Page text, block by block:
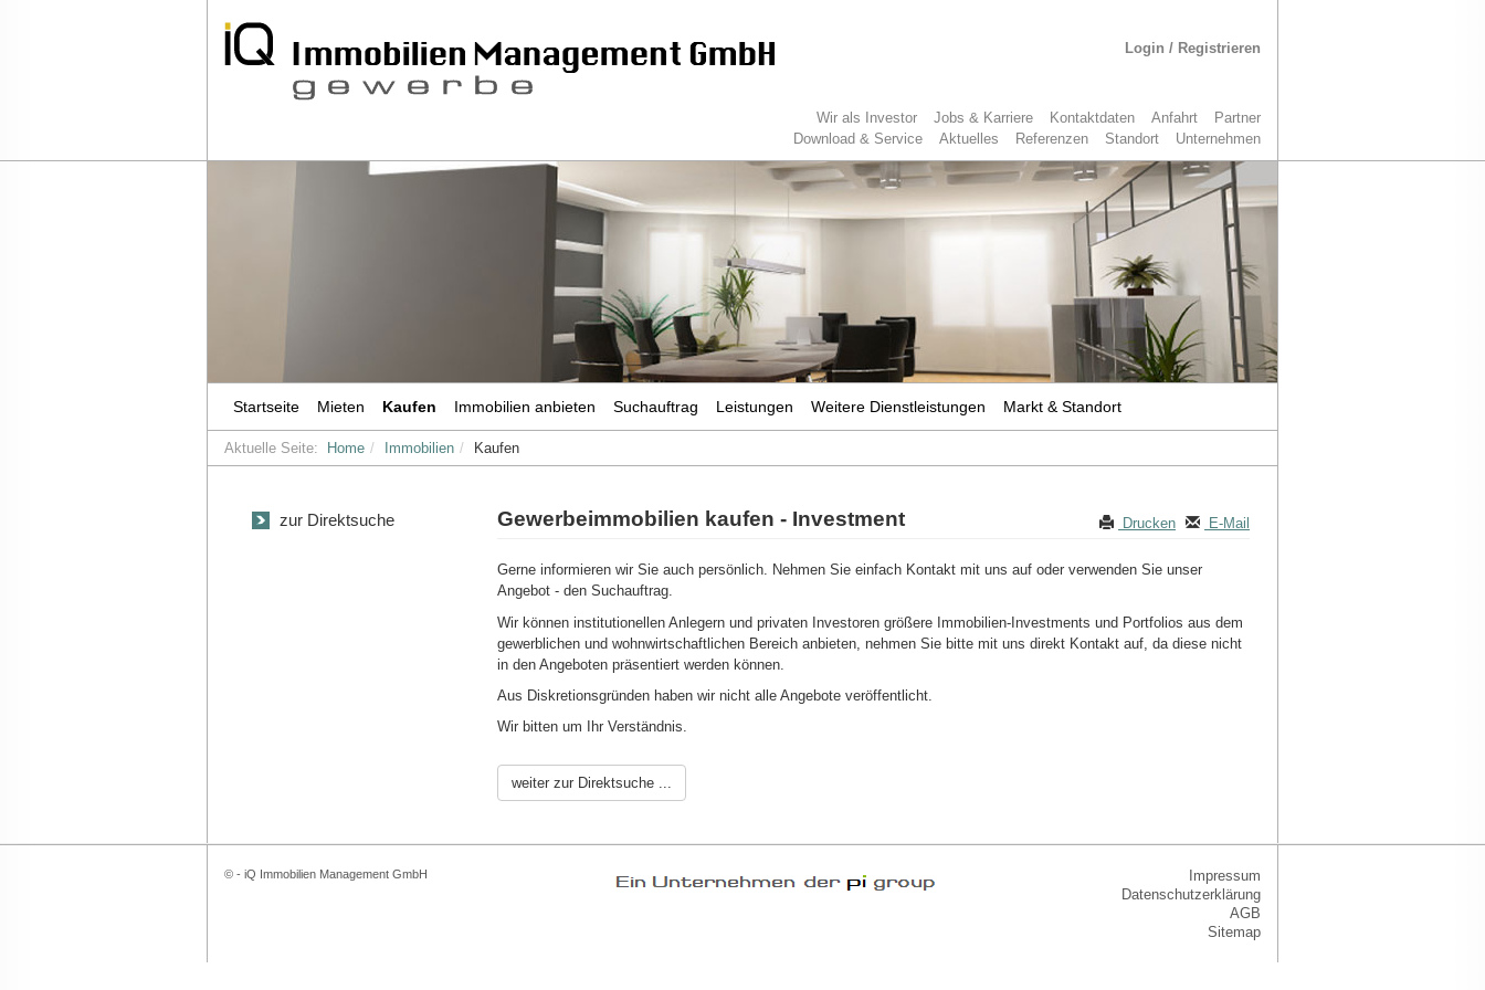
Login / Registrieren
Wir als Investor Jobs & Karriere Kontaktdaten Anfahrt
Partner
Download & Service
Aktuelles Referenzen Standort Unternehmen
Startseite Mieten Kaufen Immobilien anbieten Suchauftrag Leistungen Weitere Dienstleistungen Markt & Standort
Aktuelle Seite: Home Immobilien Kaufen
Gewerbeimmobilien kaufen - Investment Drucken E-Mail
Gerne informieren wir Sie auch persönlich. Nehmen Sie einfach Kontakt mit uns auf oder verwenden Sie unser
Angebot - den Suchauftrag.
Wir können institutionellen Anlegern und privaten Investoren größere Immobilien-Investments und Portfolios aus dem
gewerblichen und wohnwirtschaftlichen Bereich anbieten, nehmen Sie bitte mit uns direkt Kontakt auf, da diese nicht
in den Angeboten präsentiert werden können.
Aus Diskretionsgründen haben wir nicht alle Angebote veröffentlicht.
Wir bitten um Ihr Verständnis.
weiter zur Direktsuche ...
zur Direktsuche
© - iQ Immobilien Management GmbH
Impressum
Datenschutzerklärung
AGB
Sitemap